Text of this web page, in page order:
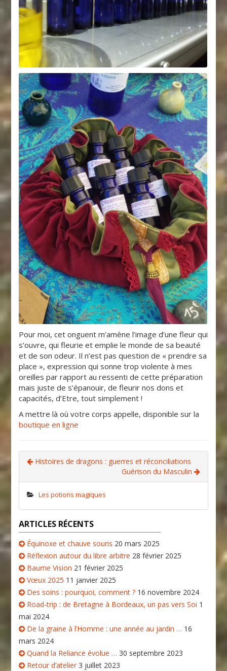
Pour moi, cet onguent m’amène l’image d’une fleur qui
s’ouvre, qui fleurie et emplie le monde de sa beauté
et de son odeur. Il n’est pas question de « prendre sa
place », expression qui sonne trop violente à mes
oreilles par rapport au ressenti de cette préparation
mais juste de s’épanouir, de fleurir nos dons et
capacités, d’Etre, tout simplement !
A mettre là où votre corps appelle, disponible sur la
boutique en ligne
Histoires de dragons : guerres et réconciliations
Guérison du Masculin
Les potions magiques
ARTICLES RÉCENTS
Équinoxe et chauve souris 20 mars 2025
Réflexion autour du libre arbitre 28 février 2025
Baume Vision 21 février 2025
Vœux 2025 11 janvier 2025
Des soins : pourquoi, comment ? 16 novembre 2024
Road-trip : de Bretagne à Bordeaux, un pas vers Soi 1
mai 2024
De la graine à l’Homme : une année au jardin … 16
mars 2024
Quand la Reliance évolue … 30 septembre 2023
Retour d’atelier 3 juillet 2023